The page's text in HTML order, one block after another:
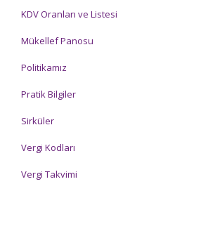
KDV Oranları ve Listesi
Mükellef Panosu
Politikamız
Pratik Bilgiler
Sirküler
Vergi Kodları
Vergi Takvimi